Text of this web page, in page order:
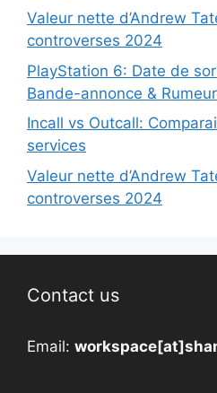
Valeur nette d’Andrew
controverses 2024
PlayStation 6: Date de
Bande-annonce &
Incall vs Outcall:
services
Valeur nette d’Andrew
controverses 2024
Contact us
Email: